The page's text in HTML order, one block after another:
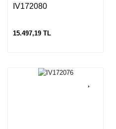
IV172080
15.497,19 TL